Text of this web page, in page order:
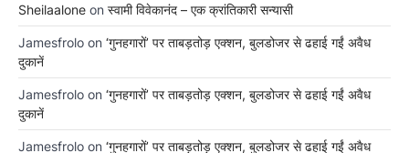
Sheilaalone on स्वामी विवेकानंद – एक क्रांतिकारी सन्यासी
Jamesfrolo on ‘गुनहगारों’ पर ताबड़तोड़ एक्शन, बुलडोजर से ढहाई गईं अवैध
दुकानें
Jamesfrolo on ‘गुनहगारों’ पर ताबड़तोड़ एक्शन, बुलडोजर से ढहाई गईं अवैध
दुकानें
Jamesfrolo on ‘गुनहगारों’ पर ताबड़तोड़ एक्शन, बुलडोजर से ढहाई गईं अवैध